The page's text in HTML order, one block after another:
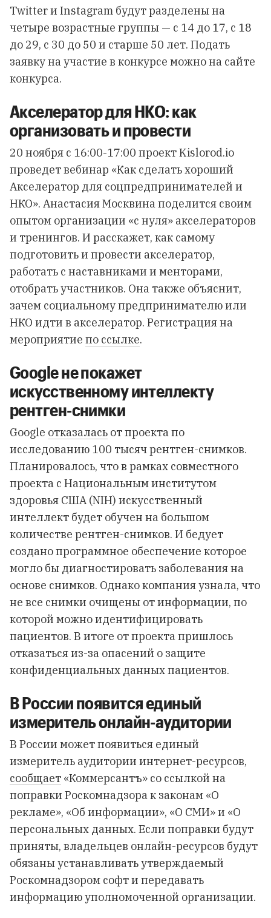
Twitter и Instagram будут разделены на
четыре возрастные группы — с 14 до 17, с 18
до 29, с 30 до 50 и старше 50 лет. Подать
заявку на участие в конкурсе можнона сайте
конкурса.
Акселератор для НКО: как
организовать и провести
20 ноября с 16:00-17:00 проект Kislorod.io
проведет вебинар «Как сделать хороший
Акселератор для соцпредпринимателей и
НКО». Анастасия Москвина поделится своим
опытом организации «с нуля» акселераторов
и тренингов. И расскажет, как самому
подготовить и провести акселератор,
работать с наставниками и менторами,
отобрать участников. Она также объяснит,
зачем социальному предпринимателю или
НКО идти в акселератор. Регистрация на
мероприятие по ссылке.
Google не покажет
искусственному интеллекту
рентген-снимки
Google отказалась от проекта по
исследованию 100 тысяч рентген-снимков.
Планировалось, что в рамках совместного
проекта с Национальным институтом
здоровья США (NIH) искусственный
интеллект будет обучен на большом
количестве рентген-снимков. И бедует
создано программное обеспечение которое
могло бы диагностировать заболевания на
основе снимков. Однако компания узнала, что
не все снимки очищены от информации, по
которой можно идентифицировать
пациентов. В итоге от проекта пришлось
отказаться из-за опасений о защите
конфиденциальных данных пациентов.
В России появится единый
измеритель онлайн-аудитории
В России может появиться единый
измеритель аудитории интернет-ресурсов,
сообщает «Коммерсантъ» со ссылкой на
поправки Роскомнадзора к законам «О
рекламе», «Об информации», «О СМИ» и «О
персональных данных. Если поправки будут
приняты, владельцев онлайн-ресурсов будут
обязаны устанавливать утверждаемый
Роскомнадзором софт и передавать
информацию уполномоченной организации.